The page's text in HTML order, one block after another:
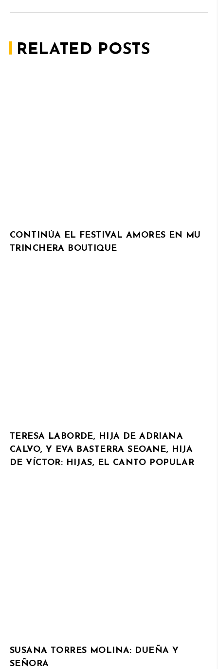
RELATED POSTS
CONTINÚA EL FESTIVAL AMORES EN MU
TRINCHERA BOUTIQUE
TERESA LABORDE, HIJA DE ADRIANA
CALVO, Y EVA BASTERRA SEOANE, HIJA
DE VÍCTOR: HIJAS, EL CANTO POPULAR
SUSANA TORRES MOLINA: DUEÑA Y
SEÑORA